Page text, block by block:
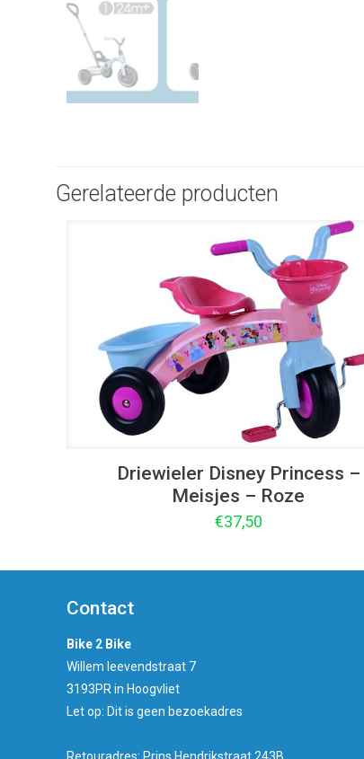
Gerelateerde producten
Driewieler Disney Princess –
Meisjes – Roze
€37,50
Contact
Bike 2 Bike
Willem leevendstraat 7
3193PR in Hoogvliet
Let op: Dit is geen bezoekadres
Retouradres: Prins Hendrikstraat 243B